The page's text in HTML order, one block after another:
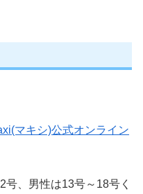
マキシ)公式オンライン
、男性は13号～18号く